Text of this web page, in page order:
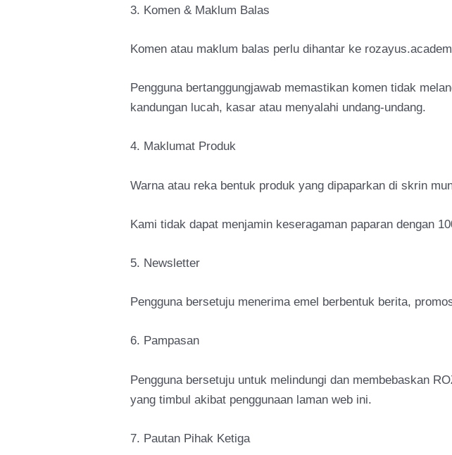
3. Komen & Maklum Balas
Komen atau maklum balas perlu dihantar ke
Pengguna bertanggungjawab memastikan komen tidak
kandungan lucah, kasar atau menyalahi undang-undang.
4. Maklumat Produk
Warna atau reka bentuk produk yang dipaparkan di skrin
Kami tidak dapat menjamin keseragaman paparan dengan
5. Newsletter
Pengguna bersetuju menerima emel berbentuk berita,
6. Pampasan
Pengguna bersetuju untuk melindungi dan membebaskan
yang timbul akibat penggunaan laman web ini.
7. Pautan Pihak Ketiga